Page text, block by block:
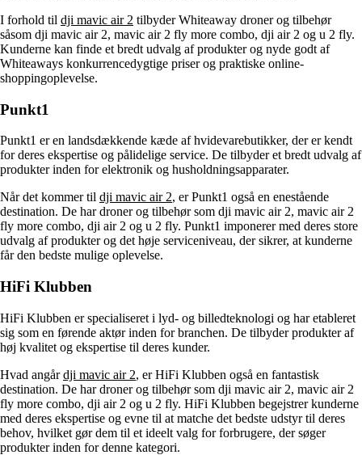
I forhold til dji mavic air 2 tilbyder Whiteaway droner og tilbehør
såsom dji mavic air 2, mavic air 2 fly more combo, dji air 2 og u 2 fly.
Kunderne kan finde et bredt udvalg af produkter og nyde godt af
Whiteaways konkurrencedygtige priser og praktiske online-
shoppingoplevelse.
Punkt1
Punkt1 er en landsdækkende kæde af hvidevarebutikker, der er kendt
for deres ekspertise og pålidelige service. De tilbyder et bredt udvalg af
produkter inden for elektronik og husholdningsapparater.
Når det kommer til dji mavic air 2, er Punkt1 også en enestående
destination. De har droner og tilbehør som dji mavic air 2, mavic air 2
fly more combo, dji air 2 og u 2 fly. Punkt1 imponerer med deres store
udvalg af produkter og det høje serviceniveau, der sikrer, at kunderne
får den bedste mulige oplevelse.
HiFi Klubben
HiFi Klubben er specialiseret i lyd- og billedteknologi og har etableret
sig som en førende aktør inden for branchen. De tilbyder produkter af
høj kvalitet og ekspertise til deres kunder.
Hvad angårdji mavic air 2, er HiFi Klubben også en fantastisk
destination. De har droner og tilbehør som dji mavic air 2, mavic air 2
fly more combo, dji air 2 og u 2 fly. HiFi Klubben begejstrer kunderne
med deres ekspertise og evne til at matche det bedste udstyr til deres
behov, hvilket gør dem til et ideelt valg for forbrugere, der søger
produkter inden for denne kategori.